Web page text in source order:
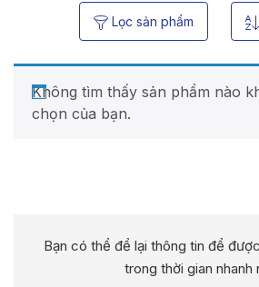
Lọc sản phẩm
Không tìm thấy sản phẩm nào
chọn của bạn.
Bạn có thể để lại thông tin để
trong thời gian nhanh